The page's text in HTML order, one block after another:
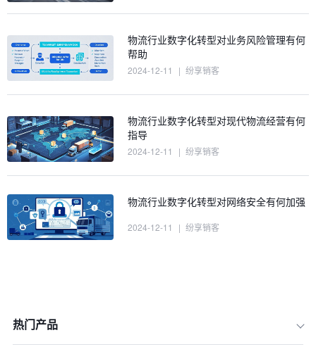
物流行业数字化转型对业务风险管理有何
帮助
2024-12-11 | 纷享销客
物流行业数字化转型对现代物流经营有何
指导
2024-12-11 | 纷享销客
物流行业数字化转型对网络安全有何加强
2024-12-11 | 纷享销客
热门产品